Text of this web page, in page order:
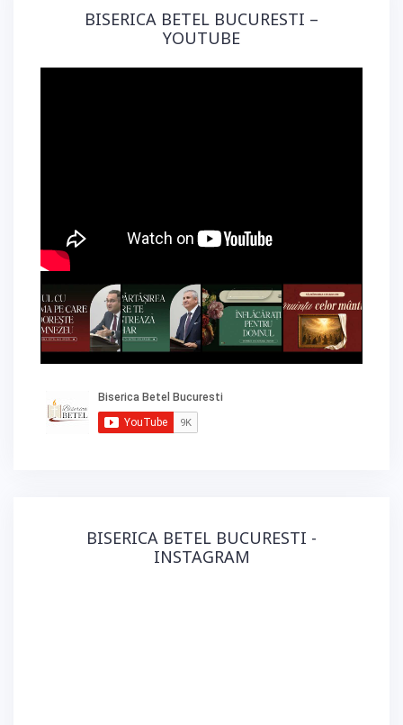
BISERICA BETEL BUCURESTI –
YOUTUBE
BISERICA BETEL BUCURESTI -
INSTAGRAM